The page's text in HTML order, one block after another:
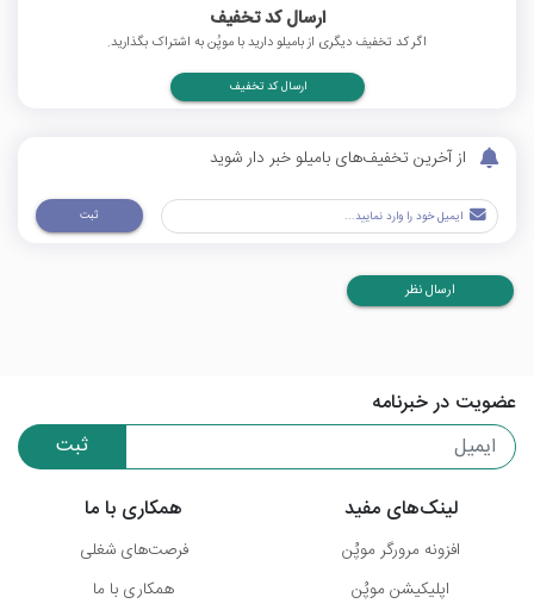
ارسال کد تخفیف
اگر کد تخفیف دیگری از بامیلو دارید با موپُن به اشتراک بگذارید.
ارسال کد تخفیف
از آخرین تخفیف‌های بامیلو خبر دار شوید
ثبت
ارسال نظر
عضویت در خبرنامه
ثبت
لینک‌های مفید
افزونه مرورگر موپُن
اپلیکیشن موپُن
همکاری با ما
فرصت‌های شغلی
همکاری با ما